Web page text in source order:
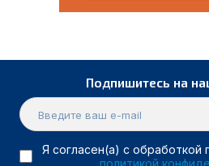
Подпишитесь на
Я согласен(а) с обработкой
политикой